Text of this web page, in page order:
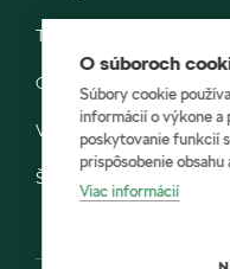
Testovacia jazda
Objednávka do servisu
Vozidlá ihneď k odberu
Škoda E-shop
O súboroch
Súbory cookie
informácií o výkone a
poskytovanie funkcií
prispôsobenie obsahu
Viac informácií